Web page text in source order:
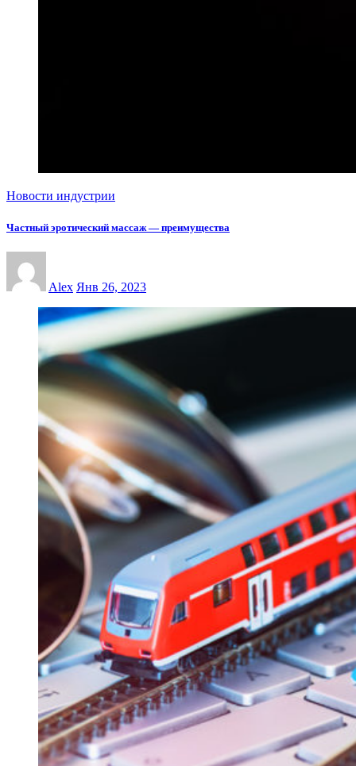
Новости индустрии
Частный эротический массаж — преимущества
Alex Янв 26, 2023